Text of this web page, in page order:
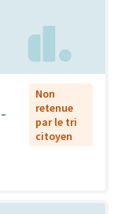
Non
retenue
par le tri
citoyen